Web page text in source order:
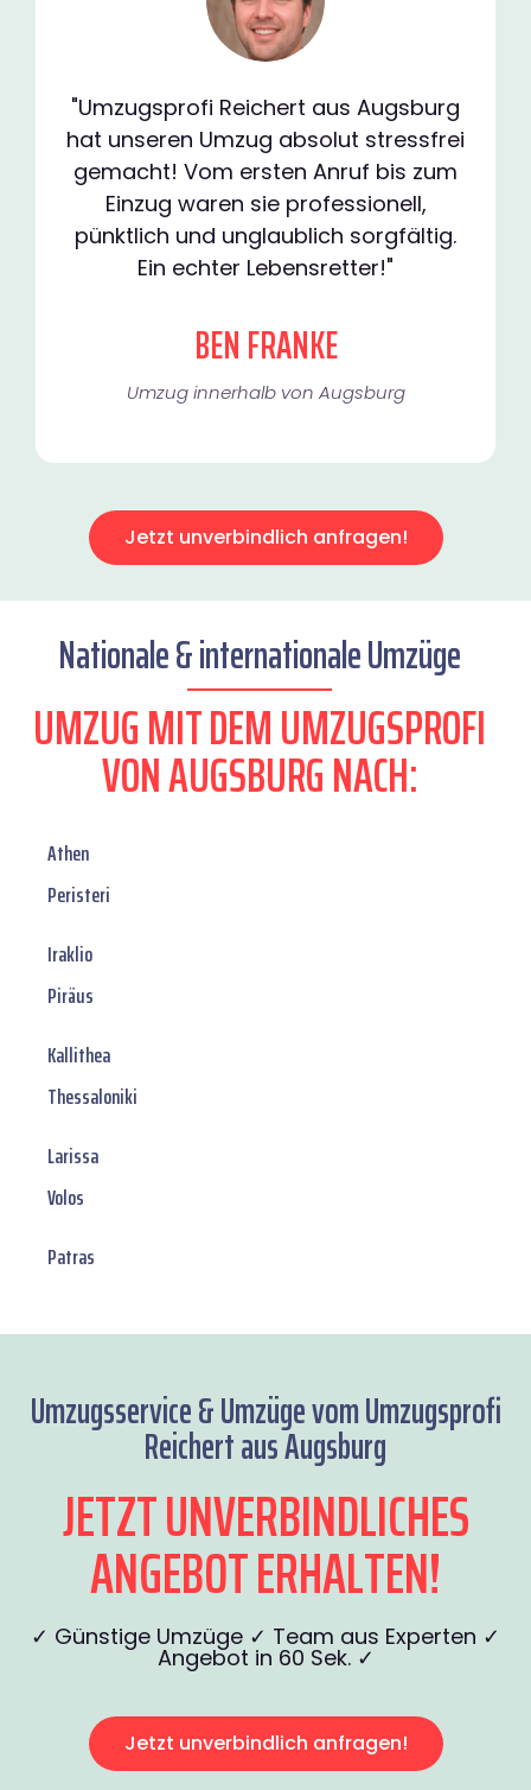
"Umzugsprofi Reichert aus Augsburg
hat unseren Umzug absolut stressfrei
gemacht! Vom ersten Anruf bis zum
Einzug waren sie professionell,
pünktlich und unglaublich sorgfältig.
Ein echter Lebensretter!"
BEN FRANKE
Umzug innerhalb von Augsburg​
Jetzt unverbindlich anfragen!
Nationale & internationale Umzüge
UMZUG MIT DEM UMZUGSPROFI
VON AUGSBURG NACH:
Athen
Peristeri
Iraklio
Piräus
Kallithea
Thessaloniki
Larissa
Volos
Patras
Umzugsservice & Umzüge vom Umzugsprofi
Reichert aus Augsburg
JETZT UNVERBINDLICHES
ANGEBOT ERHALTEN!
✓ Günstige Umzüge ✓ Team aus Experten ✓
Angebot in 60 Sek. ✓
Jetzt unverbindlich anfragen!